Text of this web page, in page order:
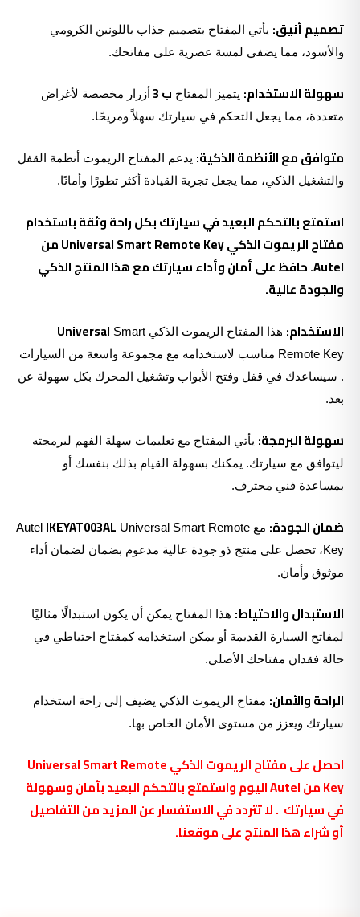
تصميم أنيق: يأتي المفتاح بتصميم جذاب باللونين الكرومي
والأسود، مما يضفي لمسة عصرية على مفاتحك.
سهولة الاستخدام: يتميز المفتاح ب 3
أزرار مخصصة لأغراض
متعددة، مما يجعل التحكم في سيارتك سهلاً ومريحًا.
متوافق مع الأنظمة الذكية: يدعم المفتاح الريموت أنظمة القفل
والتشغيل الذكي، مما يجعل تجربة القيادة أكثر تطورًا وأمانًا.
استمتع بالتحكم البعيد في سيارتك بكل راحة وثقة باستخدام
مفتاح الريموت الذكي Universal Smart Remote Key من
Autel. حافظ على أمان وأداء سيارتك مع هذا المنتج الذكي
والجودة عالية.
الاستخدام: هذا المفتاح الريموت الذكي Universal Smart
Remote Key مناسب لاستخدامه مع مجموعة واسعة من السيارات
. سيساعدك في قفل وفتح الأبواب وتشغيل المحرك بكل سهولة عن
بعد.
سهولة البرمجة: يأتي المفتاح مع تعليمات سهلة الفهم لبرمجته
ليتوافق مع سيارتك. يمكنك بسهولة القيام بذلك بنفسك أو
بمساعدة فني محترف.
ضمان الجودة: مع Autel IKEYAT003AL Universal Smart Remote
Key، تحصل على منتج ذو جودة عالية مدعوم بضمان لضمان أداء
موثوق وأمان.
الاستبدال والاحتياط: هذا المفتاح يمكن أن يكون استبدالًا مثاليًا
لمفاتح السيارة القديمة أو يمكن استخدامه كمفتاح احتياطي في
حالة فقدان مفتاحك الأصلي.
الراحة والأمان: مفتاح الريموت الذكي يضيف إلى راحة استخدام
سيارتك ويعزز من مستوى الأمان الخاص بها.
احصل على مفتاح الريموت الذكي Universal Smart Remote
Key من Autel اليوم واستمتع بالتحكم البعيد بأمان وسهولة
في سيارتك . لا تتردد في الاستفسار عن المزيد من التفاصيل
أو شراء هذا المنتج على موقعنا.